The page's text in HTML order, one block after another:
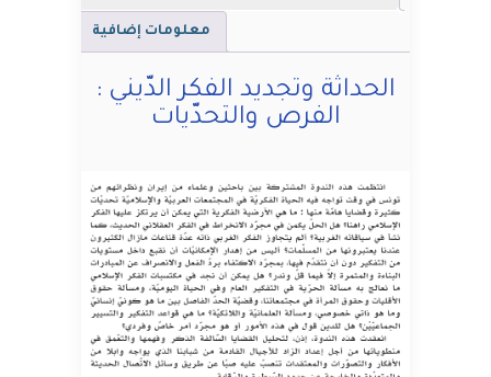
معلومات إضافية
الحداثة وتجديد الفكر الدّيني :
الفرص والتحدّيات